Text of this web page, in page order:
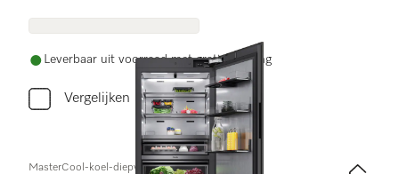
Leverbaar uit voorraad met gratis levering
Vergelijken
MasterCool-koel-diepvriescombinatie